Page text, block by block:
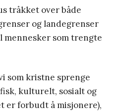
tråkket over både
og landegrenser
mennesker som trengte
som kristne sprenge
kulturelt, sosialt og
er forbudt å misjonere),